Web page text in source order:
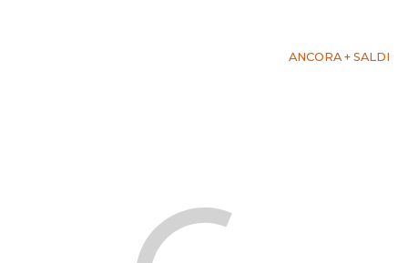
ANCORA + SALDI